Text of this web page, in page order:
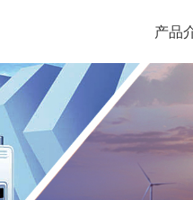
产品